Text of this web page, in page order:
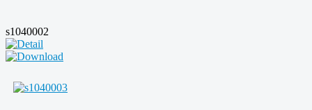
s1040002